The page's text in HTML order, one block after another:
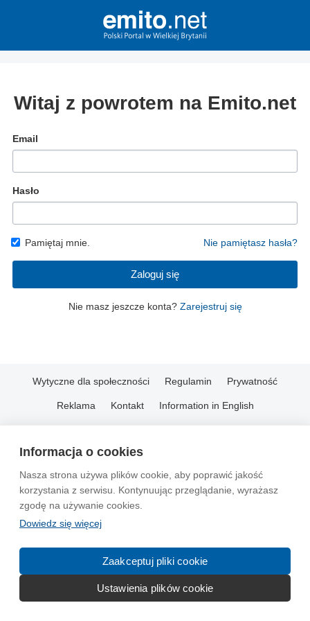
Informacja o cookies
Nasza strona używa plików cookie, aby poprawić jakość
korzystania z serwisu. Kontynuując przeglądanie, wyrażasz
zgodę na używanie cookies.
Dowiedz się więcej
Zaakceptuj pliki cookie
Ustawienia plików cookie
Witaj z powrotem na Emito.net
Email
Hasło
Pamiętaj mnie. Nie pamiętasz hasła?
Zaloguj się
Nie masz jeszcze konta? Zarejestruj się
Wytyczne dla społeczności Regulamin Prywatność
Reklama Kontakt Information in English